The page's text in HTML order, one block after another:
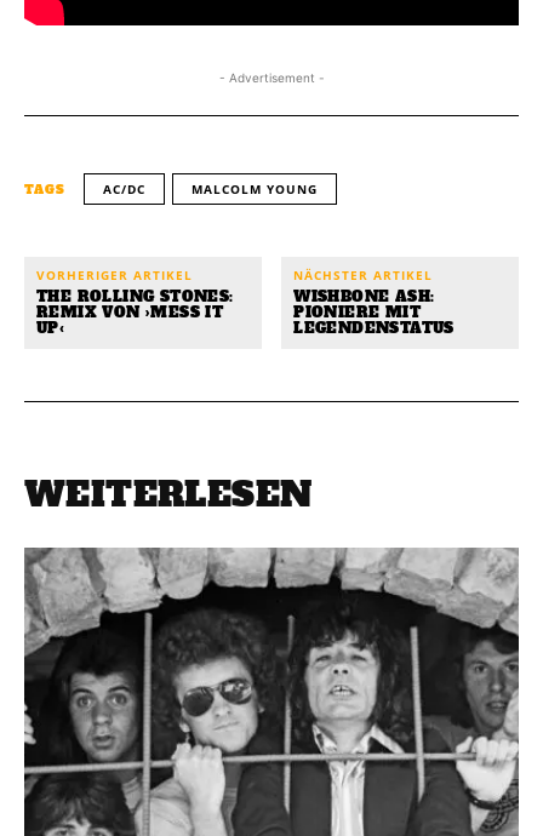
- Advertisement -
TAGS AC/DC MALCOLM YOUNG
VORHERIGER ARTIKEL
THE ROLLING STONES:
REMIX VON ›MESS IT
UP‹
NÄCHSTER ARTIKEL
WISHBONE ASH:
PIONIERE MIT
LEGENDENSTATUS
WEITERLESEN